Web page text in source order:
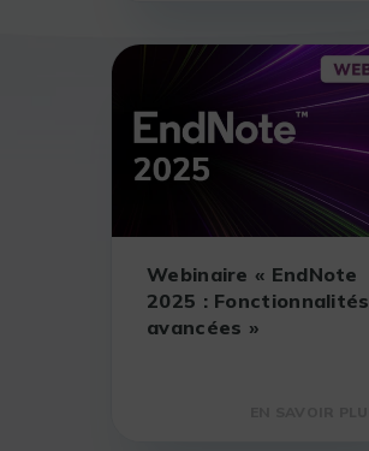
Webinaire « EndNote
2025 : Fonctionnalités
avancées »